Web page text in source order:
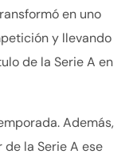
en uno
y llevando
de la Serie A en
Además,
la Serie A ese